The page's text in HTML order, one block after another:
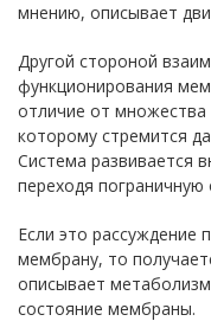
мнению, описывает
Другой стороной
функционирования
отличие от
которому стремится
Система развивается
переходя пограничную
Если это рассуждение
мембрану, то
описывает
состояние мембраны.